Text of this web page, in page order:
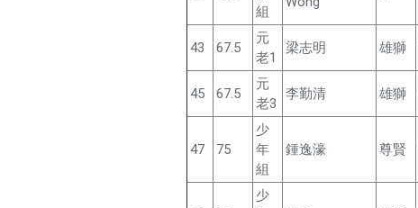
組
43 67.5
元
老1
梁志明 雄獅
45 67.5
元
老3
李勤清 雄獅
47 75
少
年
組
鍾逸濠 尊賢
少